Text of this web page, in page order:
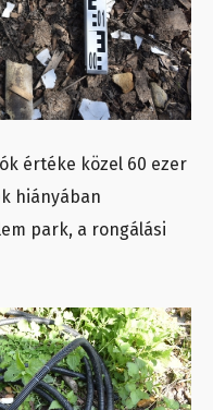
értéke közel 60 ezer
hiányában
park, a rongálási